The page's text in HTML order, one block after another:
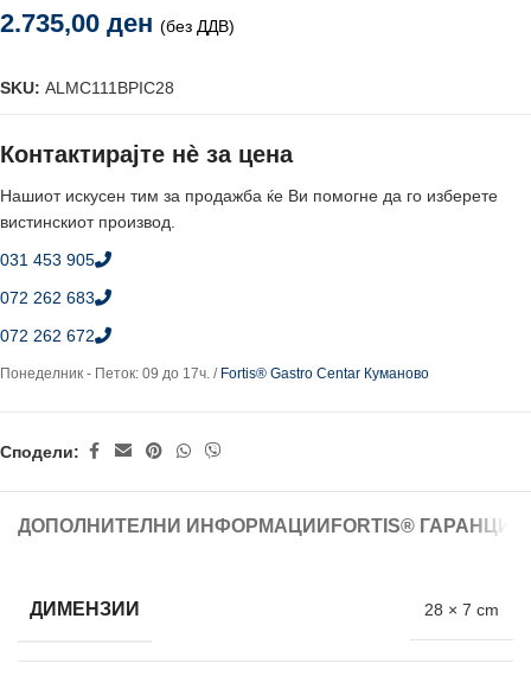
2.735,00 ден (без ДДВ)
SKU: ALMC111BPIC28
Контактирајте нè за цена
Нашиот искусен тим за продажба ќе Ви помогне да го изберете
вистинскиот производ.
031 453 905
072 262 683
072 262 672
Понеделник - Петок: 09 до 17ч. / Fortis® Gastro Centar Куманово
Сподели:
ДОПОЛНИТЕЛНИ ИНФОРМАЦИИ FORTIS®
ДИМЕНЗИИ 28 × 7 cm